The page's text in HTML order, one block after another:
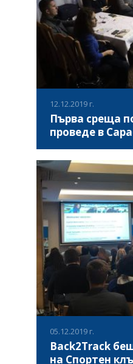
(здраве - физическо,
социално
бизнес и
спортът е много
използва правилно,
общества, и да
12.12.2019 г.
Първа среща
проведе в
Херцеговина се
„Структурирано
(Structured Learning
има за цел да повиши
мислене на младите
масова информация
предпоставка за
мигранти и бежанци.
ВИЖ ПОВЕЧЕ
05.12.2019 г.
Back2Track
на Спортен